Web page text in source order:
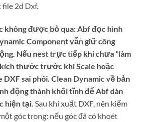
2d Dxf.
không được bỏ qua: Abf đọc hình
Component vẫn giữ công
Nếu nest trực tiếp khi chưa “làm
kích thước trước khi Scale hoặc
DXF sai phôi. Clean Dynamic về bản
động thành khối tĩnh để Abf dàn
hiện tại. Sau khi xuất DXF, nên kiểm
góc trong: nếu góc đã có khoét